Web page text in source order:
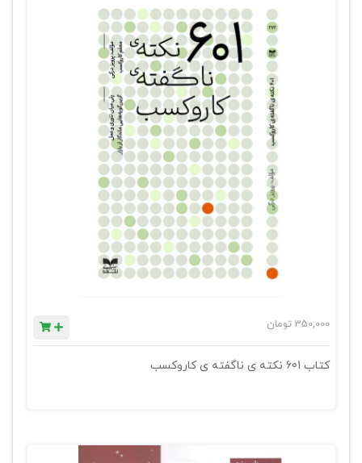
350,000 تومان
کتاب 601 نکته ی ناگفته ی کاروکسب